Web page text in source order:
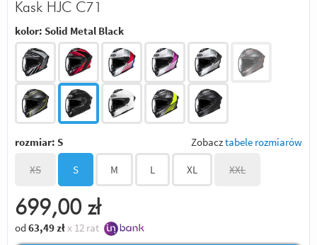
Kask HJC C71
kolor: Solid Metal Black
rozmiar: S Zobacztabele rozmiarów
XS S M L XL XXL
699,00 zł
od 63,49 zł x 12 rat